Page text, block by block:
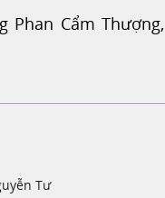
Cẩm Thượng,
Tư